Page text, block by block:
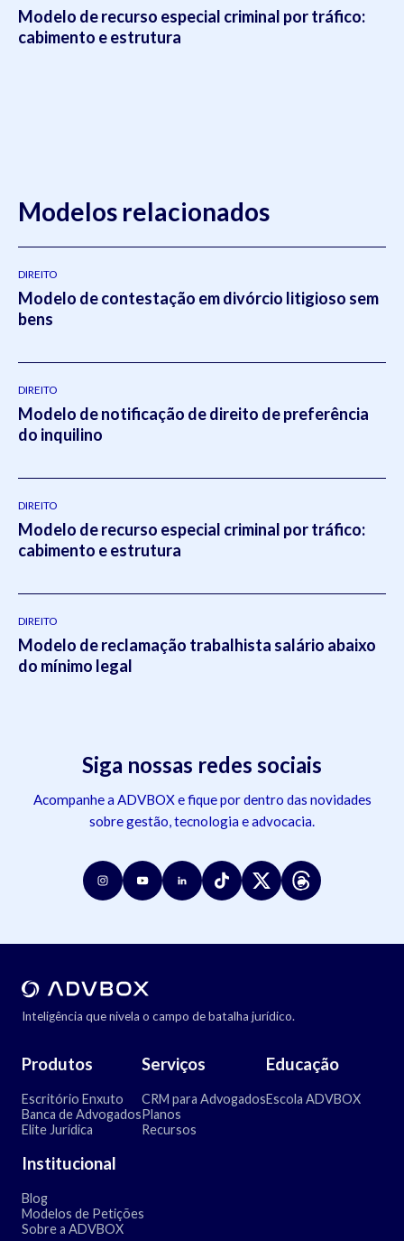
Modelo de recurso especial criminal por tráfico:
cabimento e estrutura
Modelos relacionados
DIREITO
Modelo de contestação em divórcio litigioso sem
bens
DIREITO
Modelo de notificação de direito de preferência
do inquilino
DIREITO
Modelo de recurso especial criminal por tráfico:
cabimento e estrutura
DIREITO
Modelo de reclamação trabalhista salário abaixo
do mínimo legal
Siga nossas redes sociais
Acompanhe a ADVBOX e fique por dentro das novidades
sobre gestão, tecnologia e advocacia.
Inteligência que nivela o campo de batalha jurídico.
Produtos
Escritório Enxuto
Banca de Advogados
Elite Jurídica
Serviços
CRM para Advogados
Planos
Recursos
Educação
Escola ADVBOX
Institucional
Blog
Modelos de Petições
Sobre a ADVBOX